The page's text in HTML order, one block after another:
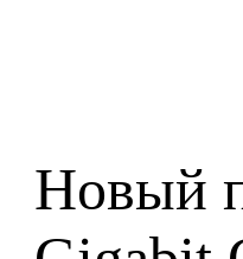
Новый